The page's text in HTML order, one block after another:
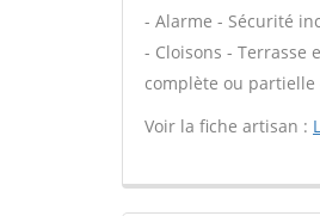
- Alarme - Sécurité
- Cloisons - Terrasse
complète ou partielle
Voir la fiche artisan :